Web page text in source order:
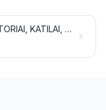
BRANDUOLINIAI REAKTORIAI, KATILAI, MAŠINOS IR MECHANINIAI ĮRENGINIAI; JŲ DALYS